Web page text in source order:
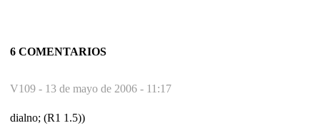
6 COMENTARIOS
V109 - 13 de mayo de 2006 - 11:17
dialno; (R1 1.5))